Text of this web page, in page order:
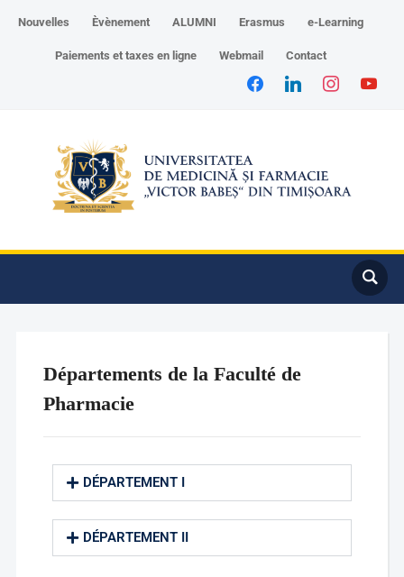
Nouvelles Èvènement ALUMNI Erasmus e-Learning
Paiements et taxes en ligne Webmail Contact
Départements de la Faculté de
Pharmacie
DÉPARTEMENT I
DÉPARTEMENT II